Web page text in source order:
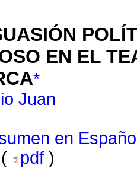
EN EL
*
Juan
en
pdf )